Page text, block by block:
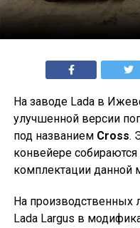
На заводе Lada в
улучшенной версии
под названием Cross.
конвейере
комплектации данной
На
Lada Largus в